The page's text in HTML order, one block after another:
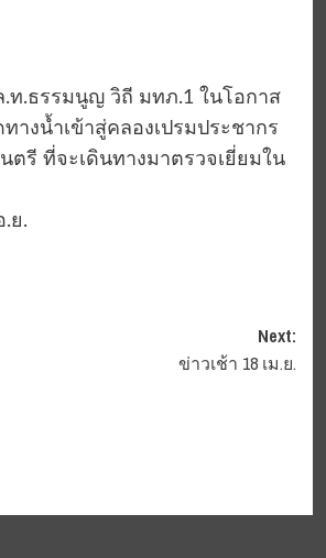
.ธรรมนูญ วิถี มทภ.1 ในโอกาส
างน้ำเข้าสู่คลองเปรมประชากร
ตรี ที่จะเดินทางมาตรวจเยี่ยมใน
ย.
Next:
ข่าวเช้า 18 เม.ย.